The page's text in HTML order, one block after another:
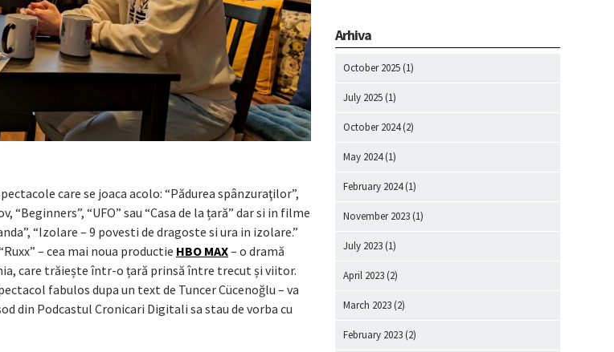
care se joaca acolo: “Pădurea spânzuraţilor”,
“Beginners”, “UFO” sau “Casa de la țară” dar si in filme
“Izolare – 9 povesti de dragoste si ura in izolare.”
– cea mai noua productie HBO MAX– o dramă
care trăiește într-o țară prinsă între trecut și viitor.
fabulos dupa un text de Tuncer Cücenoğlu – va
din Podcastul Cronicari Digitali sa stau de vorba cu
Arhiva
October 2025 (1)
July 2025 (1)
October 2024(2)
May 2024(1)
February 2024(1)
November 2023 (1)
July 2023 (1)
April 2023 (2)
March 2023 (2)
February 2023 (2)